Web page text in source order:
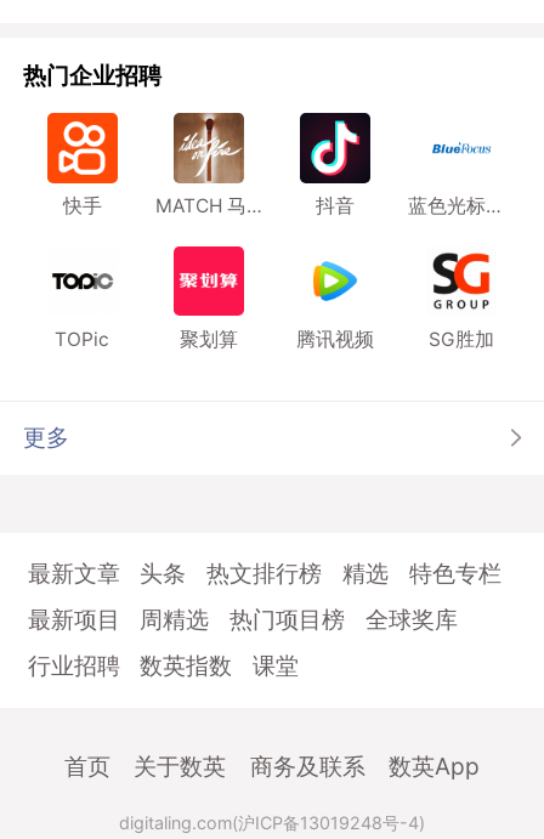
热门企业招聘
快手 MATCH 马马也 上海 抖音 蓝色光标传播集团
TOPic 聚划算 腾讯视频 SG胜加
更多
最新文章 头条 热文排行榜 精选
特色专栏
最新项目
周精选 热门项目榜
全球奖库
行业招聘
数英指数 课堂
首页 关于数英 商务及联系 数英App
digitaling.com(沪ICP备13019248号-4)